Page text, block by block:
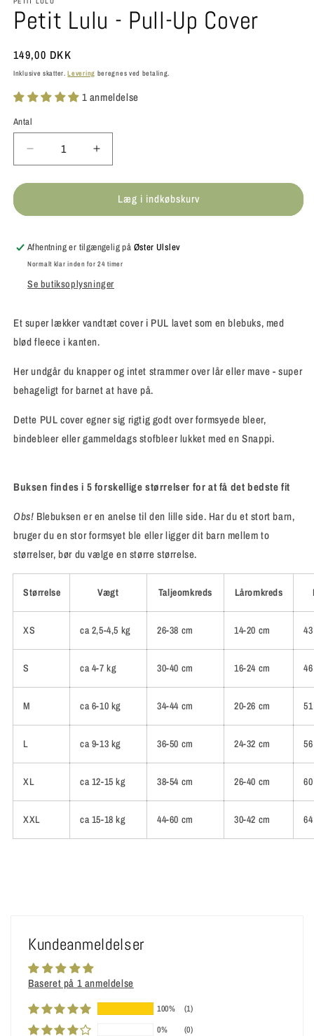
Petit Lulu - Pull-Up Cover
Normalpris
149,00 DKK
Inklusive skatter.Levering beregnes ved betaling.
1 anmeldelse
Antal
Antal
Reducer
antallet
for
Lulu
Pull-
Øg
antallet
for
Petit
Lulu
Pull-
Up
Læg i indkøbskurv
Afhentning er tilgængelig på Øster Ulslev
Normalt klar inden for 24 timer
Se butiksoplysninger
Et super lækker vandtæt cover i PUL lavet som en blebuks, med
blød fleece i kanten.
Her undgår du knapper og intet strammer over lår eller mave - super
behageligt for barnet at have på.
Dette PUL cover egner sig rigtig godt over formsyede bleer,
bindebleer eller gammeldags stofbleer lukket med en Snappi.
Buksen findes i 5 forskellige størrelser for at få det bedste fit
Obs! Blebuksen er en anelse til den lille side. Har du et stort barn,
bruger du en stor formsyet ble eller ligger dit barn mellem to
størrelser, bør du vælge en større størrelse.
Størrelse Vægt Taljeomkreds Låromkreds
XS ca 2,5-4,5 kg 26-38 cm 14-20 cm
S ca 4-7 kg 30-40 cm 16-24 cm
M ca 6-10 kg 34-44 cm 20-26 cm
L ca 9-13 kg 36-50 cm 24-32 cm
XL ca 12-15 kg 38-54 cm 26-40 cm
XXL ca 15-18 kg 44-60 cm 30-42 cm
Kundeanmeldelser
Baseret på 1 anmeldelse
100%
(1)
0%
(0)